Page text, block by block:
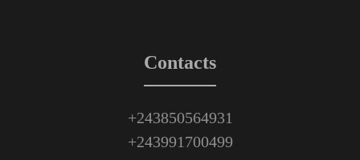
Contacts
+243850564931
+243991700499